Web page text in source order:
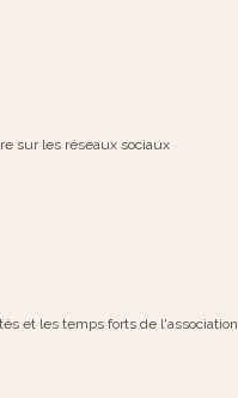
sur les réseaux sociaux
et les temps forts de l'association